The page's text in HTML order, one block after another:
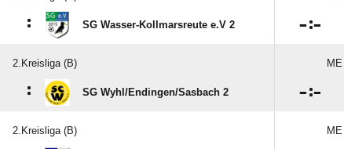
: SG Wasser-Kollmarsreute e.V 2 :
2.Kreisliga (B)
: SG Wyhl/​Endingen/​Sasbach 2 :
2.Kreisliga (B)